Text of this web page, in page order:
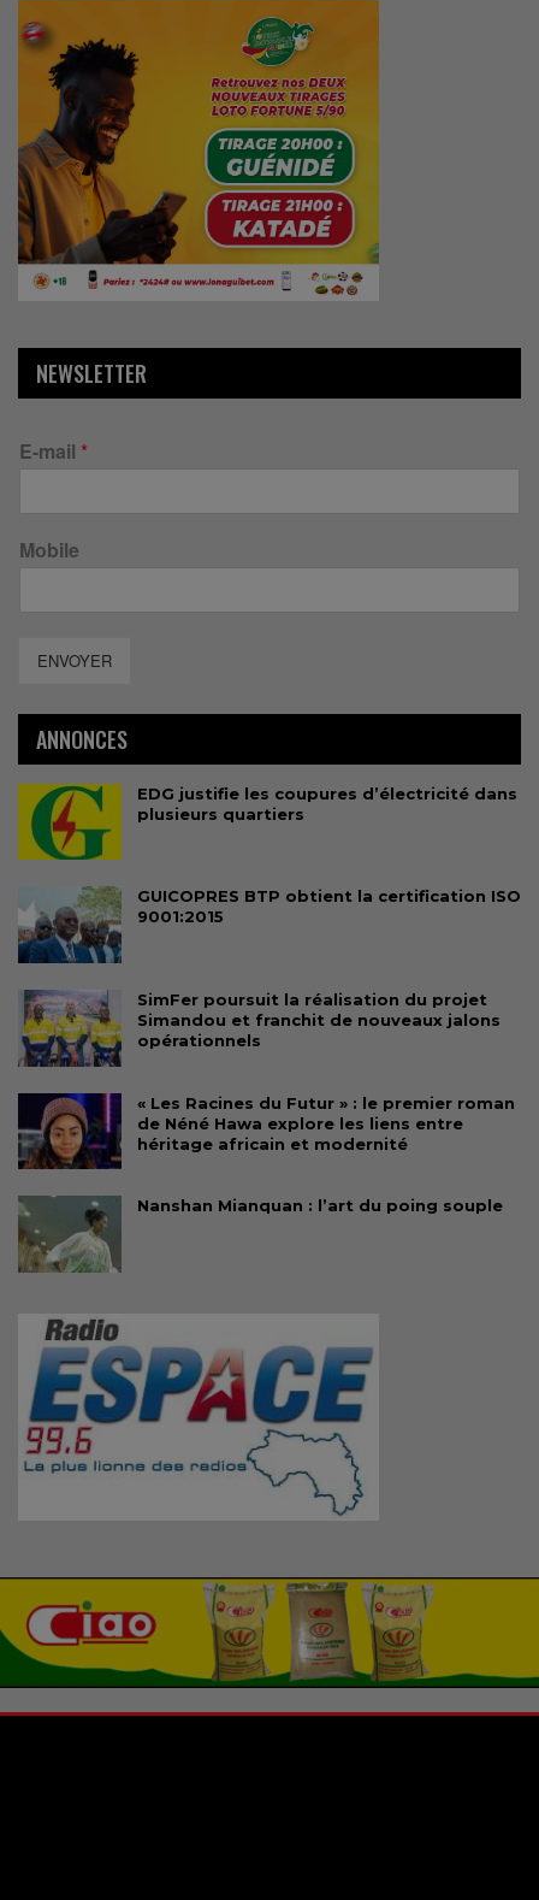
NEWSLETTER
E-mail *
Mobile
ENVOYER
ANNONCES
EDG justifie les coupures d’électricité dans
plusieurs quartiers
GUICOPRES BTP obtient la certification ISO
9001:2015
SimFer poursuit la réalisation du projet
Simandou et franchit de nouveaux jalons
opérationnels
« Les Racines du Futur » : le premier roman
de Néné Hawa explore les liens entre
héritage africain et modernité
Nanshan Mianquan : l’art du poing souple